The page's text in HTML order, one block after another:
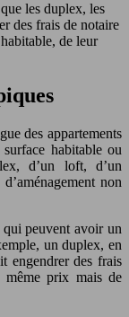
les duplex, les
des frais de notaire
de leur
des appartements
habitable ou
d’un loft, d’un
non
qui peuvent avoir un
un duplex, en
engendrer des frais
même prix mais de